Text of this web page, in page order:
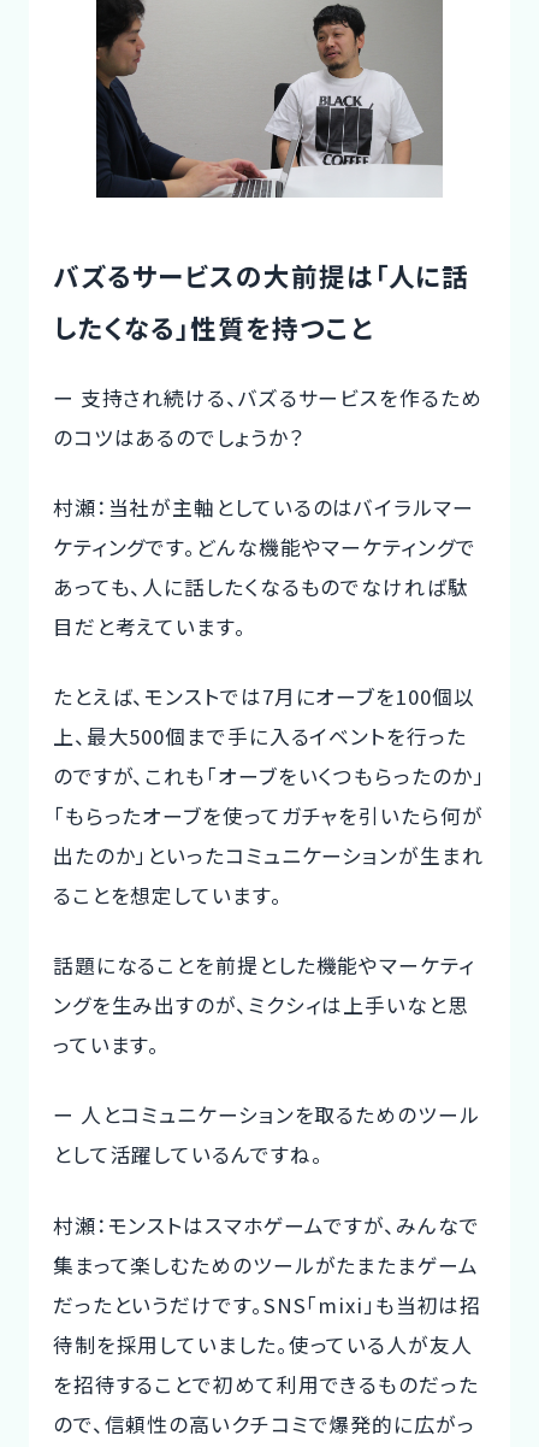
バズるサービスの大前提は「人に話
したくなる」性質を持つこと
ー 支持され続ける、バズるサービスを作るため
のコツはあるのでしょうか？
村瀬：当社が主軸としているのはバイラルマー
ケティングです。どんな機能やマーケティングで
あっても、人に話したくなるものでなければ駄
目だと考えています。
たとえば、モンストでは7月にオーブを100個以
上、最大500個まで手に入るイベントを行った
のですが、これも「オーブをいくつもらったのか」
「もらったオーブを使ってガチャを引いたら何が
出たのか」といったコミュニケーションが生まれ
ることを想定しています。
話題になることを前提とした機能やマーケティ
ングを生み出すのが、ミクシィは上手いなと思
っています。
ー 人とコミュニケーションを取るためのツール
として活躍しているんですね。
村瀬：モンストはスマホゲームですが、みんなで
集まって楽しむためのツールがたまたまゲーム
だったというだけです。SNS「mixi」も当初は招
待制を採用していました。使っている人が友人
を招待することで初めて利用できるものだった
ので、信頼性の高いクチコミで爆発的に広がっ